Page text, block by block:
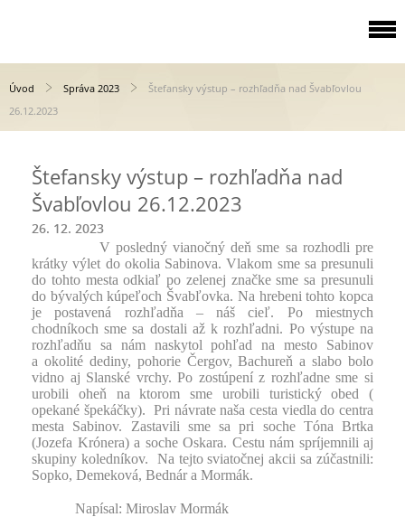
Úvod Správa 2023
Štefansky výstup – rozhľadňa nad Švabľovlou
26.12.2023
Štefansky výstup – rozhľadňa nad
Švabľovlou 26.12.2023
26. 12. 2023
V posledný vianočný deň sme sa rozhodli pre
krátky výlet do okolia Sabinova. Vlakom sme sa presunuli
do tohto mesta odkiaľ po zelenej značke sme sa presunuli
do bývalých kúpeľoch Švabľovka. Na hrebeni tohto kopca
je postavená rozhľadňa – náš cieľ. Po miestnych
chodníkoch sme sa dostali až k rozhľadni. Po výstupe na
rozhľadňu sa nám naskytol pohľad na mesto Sabinov
a okolité dediny, pohorie Čergov, Bachureň a slabo bolo
vidno aj Slanské vrchy. Po zostúpení z rozhľadne sme si
urobili oheň na ktorom sme urobili turistický obed (
opekané špekáčky). Pri návrate naša cesta viedla do centra
mesta Sabinov. Zastavili sme sa pri soche Tóna Brtka
(Jozefa Krónera) a soche Oskara. Cestu nám spríjemnili aj
skupiny koledníkov. Na tejto sviatočnej akcii sa zúčastnili:
Sopko, Demeková, Bednár a Mormák.
Napísal: Miroslav Mormák